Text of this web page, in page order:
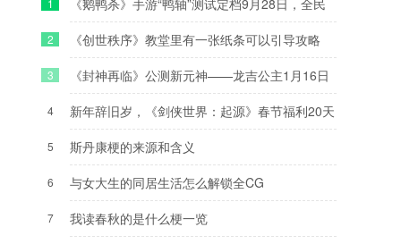
1
《鹅鸭杀》手游“鸭轴”测试定档9月28日，全民
推理盛宴即将开启！
2 《创世秩序》教堂里有一张纸条可以引导攻略
3
《封神再临》公测新元神——龙吉公主1月16日
上线！
4
新年辞旧岁，《剑侠世界：起源》春节福利20天
乐翻天
5 斯丹康梗的来源和含义
6 与女大生的同居生活怎么解锁全CG
7 我读春秋的是什么梗一览